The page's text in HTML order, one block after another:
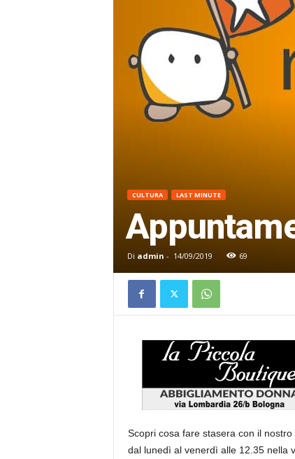
CULTURA LAST MINUTE
Di admin - 14/09/2019 69
Scopri cosa fare stasera con il
dal lunedì al venerdì alle 12.35 nella